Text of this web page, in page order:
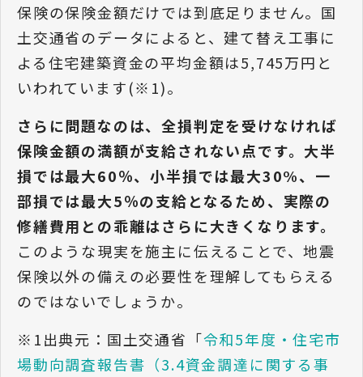
保険の保険金額だけでは到底足りません。国
土交通省のデータによると、建て替え工事に
よる住宅建築資金の平均金額は5,745万円と
いわれています(※1)。
さらに問題なのは、全損判定を受けなければ
保険金額の満額が支給されない点です。大半
損では最大60％、小半損では最大30%、一
部損では最大5％の支給となるため、実際の
修繕費用との乖離はさらに大きくなります。
このような現実を施主に伝えることで、地震
保険以外の備えの必要性を理解してもらえる
のではないでしょうか。
※1出典元：国土交通省「令和5年度・住宅市
場動向調査報告書（3.4資金調達に関する事